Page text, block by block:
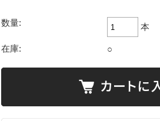
数量: 本
在庫: ○